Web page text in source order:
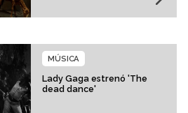
Lady Gaga estrenó 'The
dead dance'
MÚSICA